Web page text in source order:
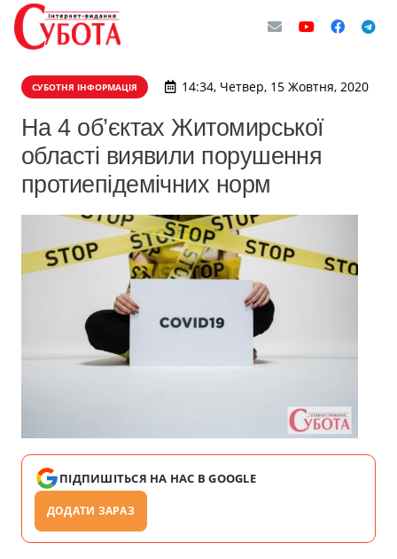
СУБОТНЯ ІНФОРМАЦІЯ 14:34, Четвер, 15 Жовтня, 2020
На 4 об’єктах Житомирської
області виявили порушення
протиепідемічних норм
ПІДПИШІТЬСЯ НА НАС В GOOGLE
ДОДАТИ ЗАРАЗ